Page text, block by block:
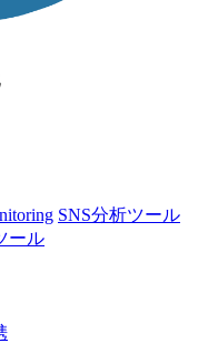
SNS分析ツール
ール